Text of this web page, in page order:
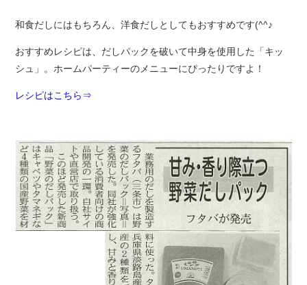
和食だしにはもちろん、洋食だしとしてもおすすめです(^^♪
おすすめレシピは、だしパックを破いて中身を使用した「キッ
シュ」。ホームパーティーのメニューにぴったりですよ！
レシピはこちら⇒